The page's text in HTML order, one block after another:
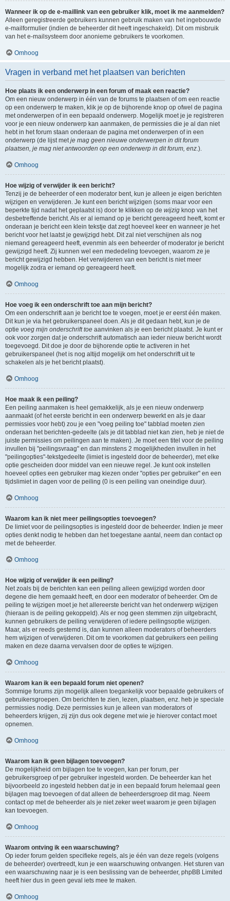
Wanneer ik op de e-maillink van een gebruiker klik, moet ik me aanmelden?
Alleen geregistreerde gebruikers kunnen gebruik maken van het ingebouwde
e-mailformulier (indien de beheerder dit heeft ingeschakeld). Dit om misbruik
van het e-mailsysteem door anonieme gebruikers te voorkomen.
Omhoog
Vragen in verband met het plaatsen van berichten
Hoe plaats ik een onderwerp in een forum of maak een reactie?
Om een nieuw onderwerp in één van de forums te plaatsen of om een reactie
op een onderwerp te maken, klik je op de bijhorende knop op ofwel de pagina
met onderwerpen of in een bepaald onderwerp. Mogelijk moet je je registreren
voor je een nieuw onderwerp kan aanmaken, de permissies die je al dan niet
hebt in het forum staan onderaan de pagina met onderwerpen of in een
onderwerp (de lijst metje mag geen nieuwe onderwerpen in dit forum
plaatsen, je mag niet antwoorden op een onderwerp in dit forum, enz.).
Omhoog
Hoe wijzig of verwijder ik een bericht?
Tenzij je de beheerder of een moderator bent, kun je alleen je eigen berichten
wijzigen en verwijderen. Je kunt een bericht wijzigen (soms maar voor een
beperkte tijd nadat het geplaatst is) door te klikken op de wijzig knop van het
desbetreffende bericht. Als er al iemand op je bericht gereageerd heeft, komt er
onderaan je bericht een klein tekstje dat zegt hoeveel keer en wanneer je het
bericht voor het laatst je gewijzigd hebt. Dit zal niet verschijnen als nog
niemand gereageerd heeft, evenmin als een beheerder of moderator je bericht
gewijzigd heeft. Zij kunnen wel een mededeling toevoegen, waarom ze je
bericht gewijzigd hebben. Het verwijderen van een bericht is niet meer
mogelijk zodra er iemand op gereageerd heeft.
Omhoog
Hoe voeg ik een onderschrift toe aan mijn bericht?
Om een onderschrift aan je bericht toe te voegen, moet je er eerst één maken.
Dit kun je via het gebruikerspaneel doen. Als je dit gedaan hebt, kun je de
optie voeg mijn onderschrift toe aanvinken als je een bericht plaatst. Je kunt er
ook voor zorgen dat je onderschrift automatisch aan ieder nieuw bericht wordt
toegevoegd. Dit doe je door de bijhorende optie te activeren in het
gebruikerspaneel (het is nog altijd mogelijk om het onderschrift uit te
schakelen als je het bericht plaatst).
Omhoog
Hoe maak ik een peiling?
Een peiling aanmaken is heel gemakkelijk, als je een nieuw onderwerp
aanmaakt (of het eerste bericht in een onderwerp bewerkt en als je daar
permissies voor hebt) zou je een "voeg peiling toe" tabblad moeten zien
onderaan het berichten-gedeelte (als je dit tabblad niet kan zien, heb je niet de
juiste permissies om peilingen aan te maken). Je moet een titel voor de peiling
invullen bij "peilingsvraag" en dan minstens 2 mogelijkheden invullen in het
"peilingopties"-tekstgedeelte (limiet is ingesteld door de beheerder), met elke
optie gescheiden door middel van een nieuwe regel. Je kunt ook instellen
hoeveel opties een gebruiker mag kiezen onder "opties per gebruiker" en een
tijdslimiet in dagen voor de peiling (0 is een peiling van oneindige duur).
Omhoog
Waarom kan ik niet meer peilingsopties toevoegen?
De limiet voor de peilingsopties is ingesteld door de beheerder. Indien je meer
opties denkt nodig te hebben dan het toegestane aantal, neem dan contact op
met de beheerder.
Omhoog
Hoe wijzig of verwijder ik een peiling?
Net zoals bij de berichten kan een peiling alleen gewijzigd worden door
degene die hem gemaakt heeft, en door een moderator of beheerder. Om de
peiling te wijzigen moet je het allereerste bericht van het onderwerp wijzigen
(hieraan is de peiling gekoppeld). Als er nog geen stemmen zijn uitgebracht,
kunnen gebruikers de peiling verwijderen of iedere peilingsoptie wijzigen.
Maar, als er reeds gestemd is, dan kunnen alleen moderators of beheerders
hem wijzigen of verwijderen. Dit om te voorkomen dat gebruikers een peiling
maken en deze daarna vervalsen door de opties te wijzigen.
Omhoog
Waarom kan ik een bepaald forum niet openen?
Sommige forums zijn mogelijk alleen toegankelijk voor bepaalde gebruikers of
gebruikersgroepen. Om berichten te zien, lezen, plaatsen, enz. heb je speciale
permissies nodig. Deze permissies kun je alleen van moderators of
beheerders krijgen, zij zijn dus ook degene met wie je hierover contact moet
opnemen.
Omhoog
Waarom kan ik geen bijlagen toevoegen?
De mogelijkheid om bijlagen toe te voegen, kan per forum, per
gebruikersgroep of per gebruiker ingesteld worden. De beheerder kan het
bijvoorbeeld zo ingesteld hebben dat je in een bepaald forum helemaal geen
bijlagen mag toevoegen of dat alleen de beheerdersgroep dit mag. Neem
contact op met de beheerder als je niet zeker weet waarom je geen bijlagen
kan toevoegen.
Omhoog
Waarom ontving ik een waarschuwing?
Op ieder forum gelden specifieke regels, als je één van deze regels (volgens
de beheerder) overtreedt, kun je een waarschuwing ontvangen. Het sturen van
een waarschuwing naar je is een beslissing van de beheerder, phpBB Limited
heeft hier dus in geen geval iets mee te maken.
Omhoog